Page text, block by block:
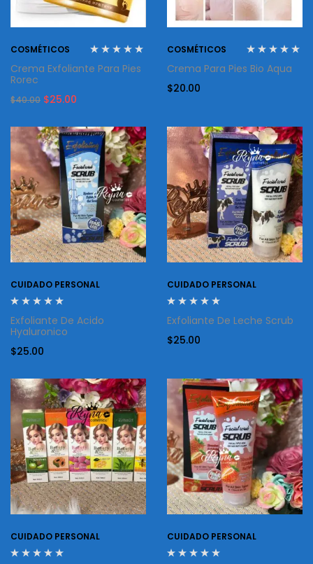
COSMÉTICOS
Crema Exfoliante Para Pies
Rorec
$40.00 Original
price
$40.00.
$25.00
$25.00.
COSMÉTICOS
Crema Para Pies Bio Aqua
$20.00
CUIDADO PERSONAL
Exfoliante De Acido
Hyaluronico
$25.00
CUIDADO PERSONAL
Exfoliante De Leche Scrub
$25.00
CUIDADO PERSONAL CUIDADO PERSONAL